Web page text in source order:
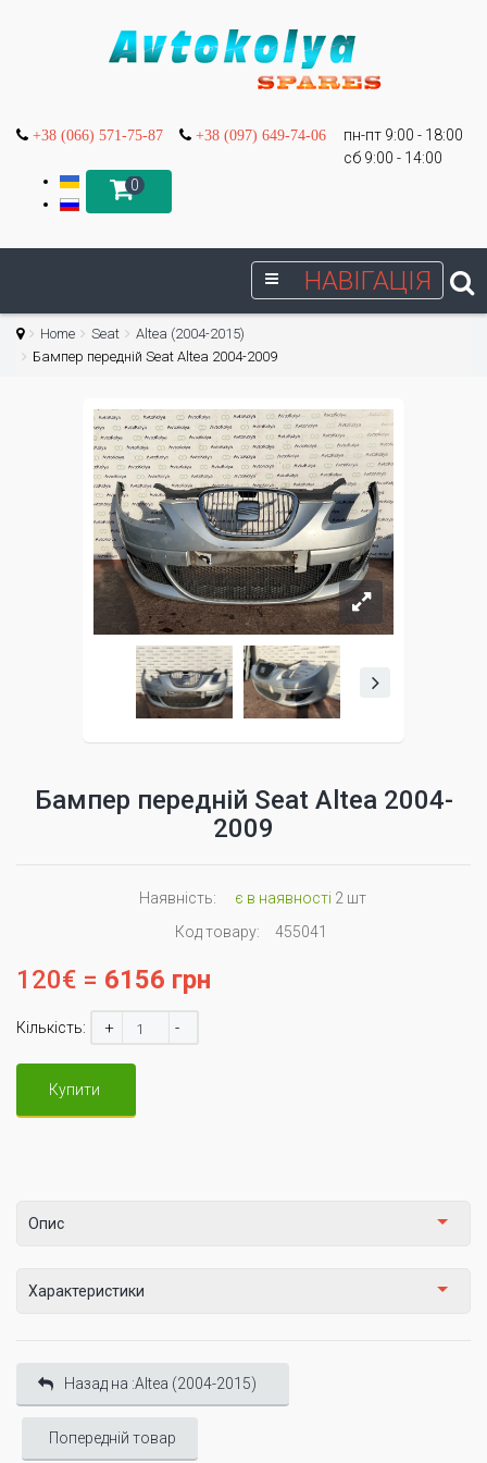
+38 (066) 571-75-87 +38 (097) 649-74-06
пн-пт 9:00 - 18:00
сб 9:00 - 14:00
0
НАВІГАЦІЯ
Home Seat
Altea (2004-2015)
Бампер передній Seat Altea 2004-2009
Бампер передній Seat Altea 2004-
2009
Наявність: є в наявності 2 шт
Код товару:
455041
120€ = 6156 грн
Кількість: + -
Купити
Опис
Характеристики
Назад на :Altea (2004-2015)
Попередній товар